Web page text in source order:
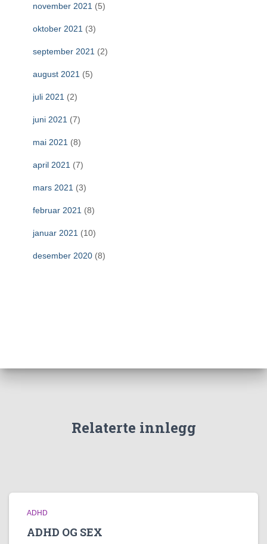
november 2021 (5)
oktober 2021 (3)
september 2021 (2)
august 2021 (5)
juli 2021 (2)
juni 2021 (7)
mai 2021 (8)
april 2021 (7)
mars 2021 (3)
februar 2021 (8)
januar 2021 (10)
desember 2020 (8)
Relaterte innlegg
ADHD
ADHD OG SEX